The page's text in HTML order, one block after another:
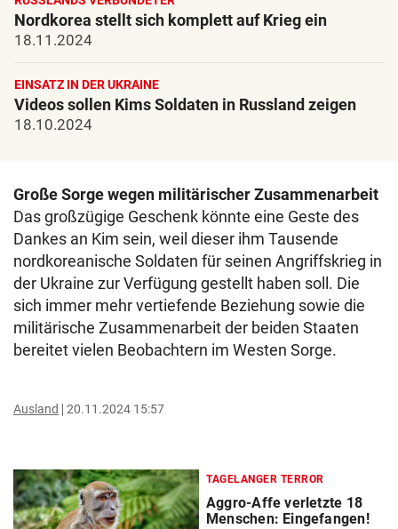
Nordkorea stellt sich komplett auf Krieg ein
18.11.2024
EINSATZ IN DER UKRAINE
Videos sollen Kims Soldaten in Russland zeigen
18.10.2024
Große Sorge wegen militärischer Zusammenarbeit
Das großzügige Geschenk könnte eine Geste des
Dankes an Kim sein, weil dieser ihm Tausende
nordkoreanische Soldaten für seinen Angriffskrieg in
der Ukraine zur Verfügung gestellt haben soll. Die
sich immer mehr vertiefende Beziehung sowie die
militärische Zusammenarbeit der beiden Staaten
bereitet vielen Beobachtern im Westen Sorge.
Ausland 20.11.2024 15:57
TAGELANGER TERROR
Aggro-Affe verletzte 18
Menschen: Eingefangen!